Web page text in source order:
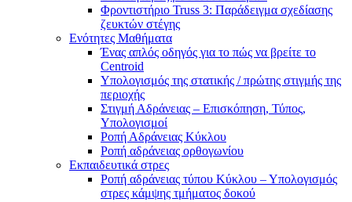
Φροντιστήριο Truss 3: Παράδειγμα σχεδίασης
ζευκτών στέγης
Ενότητες Μαθήματα
Ένας απλός οδηγός για το πώς να βρείτε το
Centroid
Υπολογισμός της στατικής / πρώτης στιγμής της
περιοχής
Στιγμή Αδράνειας – Επισκόπηση, Τύπος,
Υπολογισμοί
Ροπή Αδράνειας Κύκλου
Ροπή αδράνειας ορθογωνίου
Εκπαιδευτικά στρες
Ροπή αδράνειας τύπου Κύκλου – Υπολογισμός
στρες κάμψης τμήματος δοκού